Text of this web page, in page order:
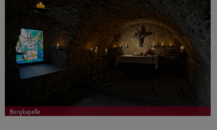
Burgkapelle